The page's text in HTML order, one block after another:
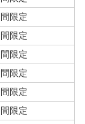
限定
限定
限定
限定
限定
限定